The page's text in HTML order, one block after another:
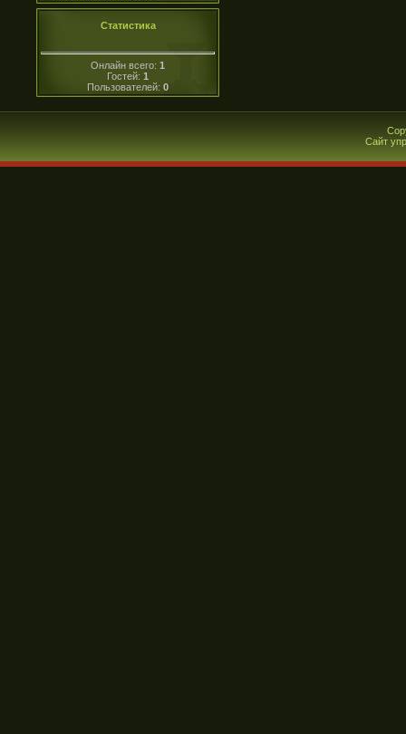
Статистика
Онлайн всего: 1
Гостей: 1
Пользователей: 0
Сайт